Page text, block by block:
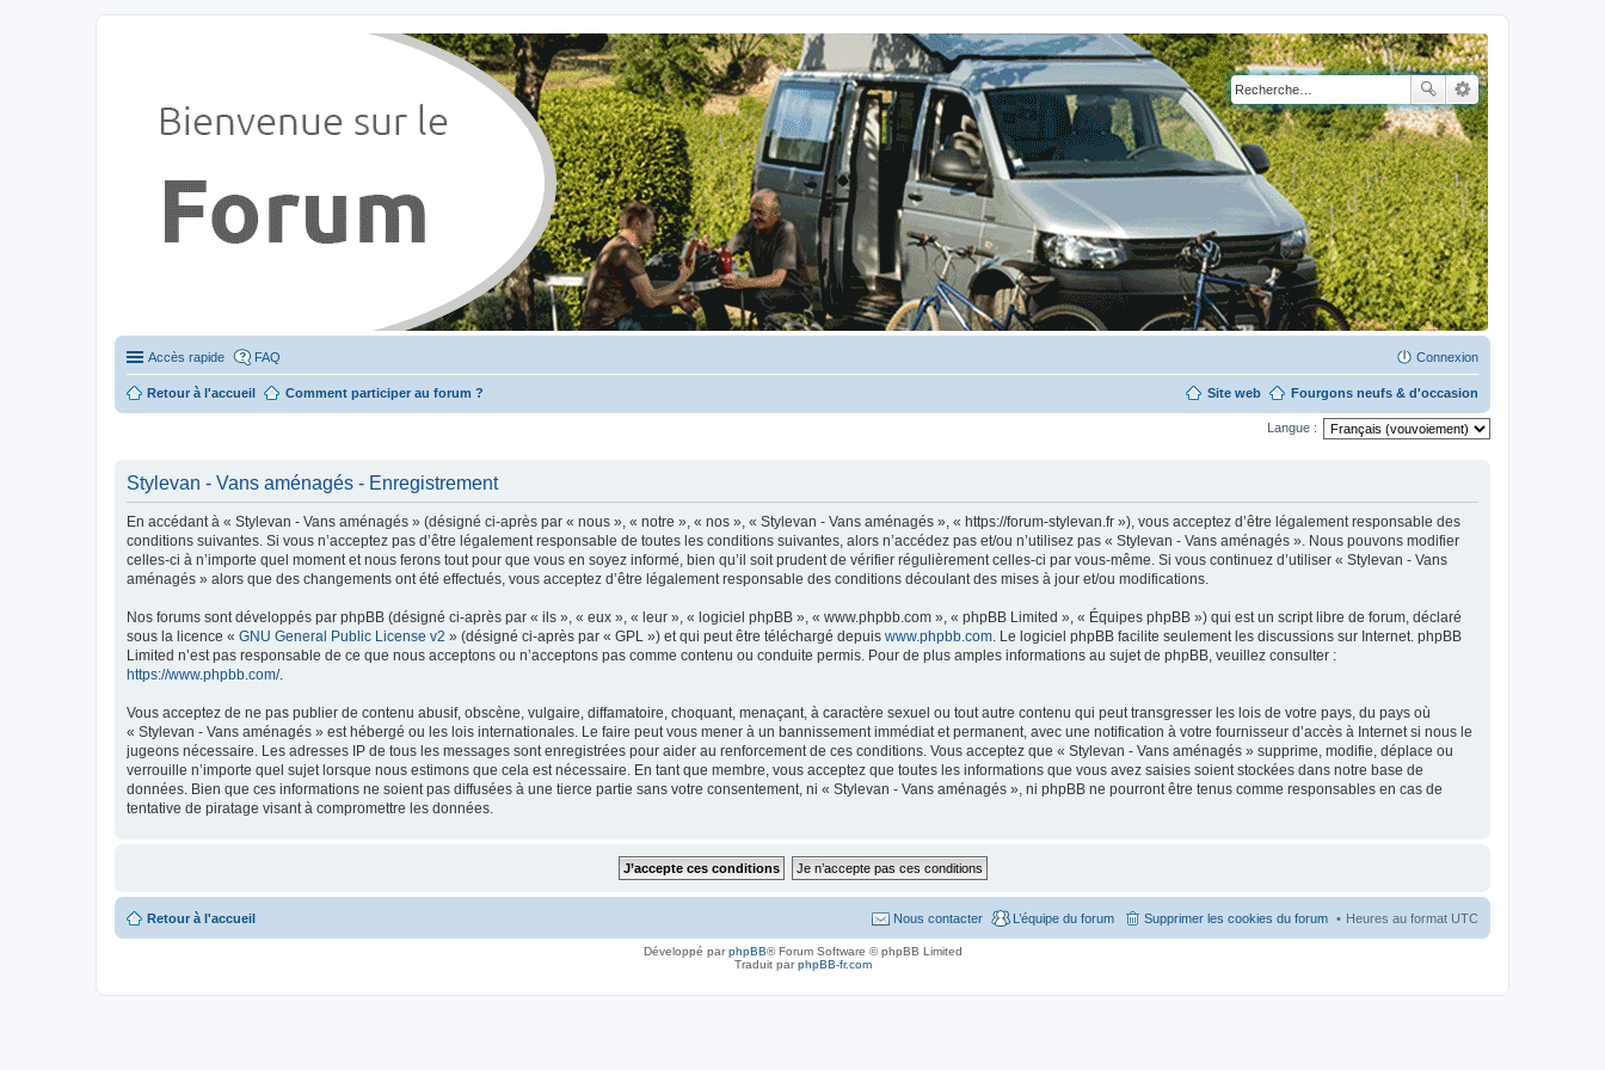
Stylevan - Vans aménagés
Accès rapide FAQ Connexion
Retour à l'accueil Comment participer au forum ? Fourgons neufs & d'occasion
Site web
Langue :
Stylevan - Vans aménagés - Enregistrement
En accédant à « Stylevan - Vans aménagés » (désigné ci-après par « nous », « notre », « nos », « Stylevan - Vans aménagés », « https://forum-stylevan.fr »), vous acceptez d’être légalement responsable des
conditions suivantes. Si vous n’acceptez pas d’être légalement responsable de toutes les conditions suivantes, alors n’accédez pas et/ou n’utilisez pas « Stylevan - Vans aménagés ». Nous pouvons modifier
celles-ci à n’importe quel moment et nous ferons tout pour que vous en soyez informé, bien qu’il soit prudent de vérifier régulièrement celles-ci par vous-même. Si vous continuez d’utiliser « Stylevan - Vans
aménagés » alors que des changements ont été effectués, vous acceptez d’être légalement responsable des conditions découlant des mises à jour et/ou modifications.
Nos forums sont développés par phpBB (désigné ci-après par « ils », « eux », « leur », « logiciel phpBB », « www.phpbb.com », « phpBB Limited », « Équipes phpBB ») qui est un script libre de forum, déclaré
sous la licence « GNU General Public License v2 » (désigné ci-après par « GPL ») et qui peut être téléchargé depuis www.phpbb.com . Le logiciel phpBB facilite seulement les discussions sur Internet. phpBB
Limited n’est pas responsable de ce que nous acceptons ou n’acceptons pas comme contenu ou conduite permis. Pour de plus amples informations au sujet de phpBB, veuillez consulter :
https://www.phpbb.com/.
Vous acceptez de ne pas publier de contenu abusif, obscène, vulgaire, diffamatoire, choquant, menaçant, à caractère sexuel ou tout autre contenu qui peut transgresser les lois de votre pays, du pays où
« Stylevan - Vans aménagés » est hébergé ou les lois internationales. Le faire peut vous mener à un bannissement immédiat et permanent, avec une notification à votre fournisseur d’accès à Internet si nous le
jugeons nécessaire. Les adresses IP de tous les messages sont enregistrées pour aider au renforcement de ces conditions. Vous acceptez que « Stylevan - Vans aménagés » supprime, modifie, déplace ou
verrouille n’importe quel sujet lorsque nous estimons que cela est nécessaire. En tant que membre, vous acceptez que toutes les informations que vous avez saisies soient stockées dans notre base de
données. Bien que ces informations ne soient pas diffusées à une tierce partie sans votre consentement, ni « Stylevan - Vans aménagés », ni phpBB ne pourront être tenus comme responsables en cas de
tentative de piratage visant à compromettre les données.
Retour à l'accueil Heures au format UTC
Supprimer les cookies du forum
L’équipe du forum
Nous contacter
Développé parphpBB® Forum Software © phpBB Limited
Traduit parphpBB-fr.com